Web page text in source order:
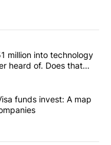
articles in the last
poured $151 million into
million into technology
heard of. Does that
Golden Visa funds
funds invest: A map